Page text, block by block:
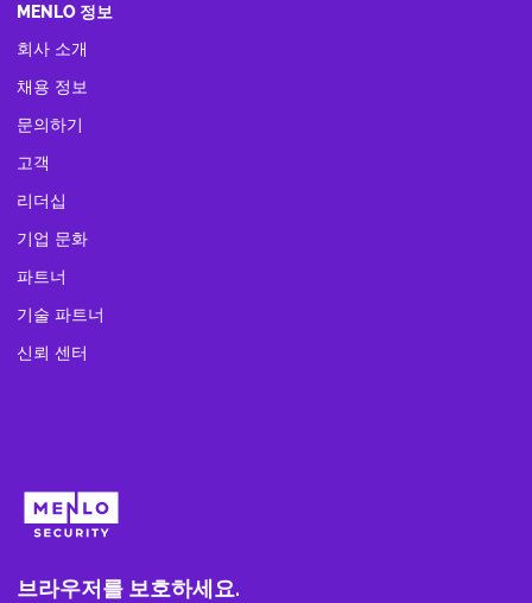
MENLO 정보
회사 소개
채용 정보
문의하기
고객
리더십
기업 문화
파트너
기술 파트너
신뢰 센터
브라우저를 보호하세요.